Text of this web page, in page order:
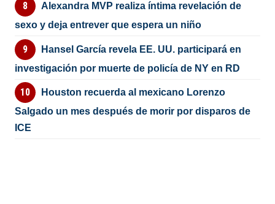
Alexandra MVP realiza íntima revelación de
sexo y deja entrever que espera un niño
Hansel García revela EE. UU. participará en
investigación por muerte de policía de NY en RD
Houston recuerda al mexicano Lorenzo
Salgado un mes después de morir por disparos de
ICE